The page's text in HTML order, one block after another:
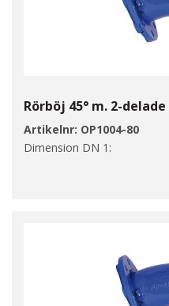
Rörböj 45° m. 2-
Artikelnr: OP1004-80
Dimension DN 1: